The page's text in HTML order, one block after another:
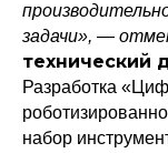
задачи», —
технический
Разработка
набор